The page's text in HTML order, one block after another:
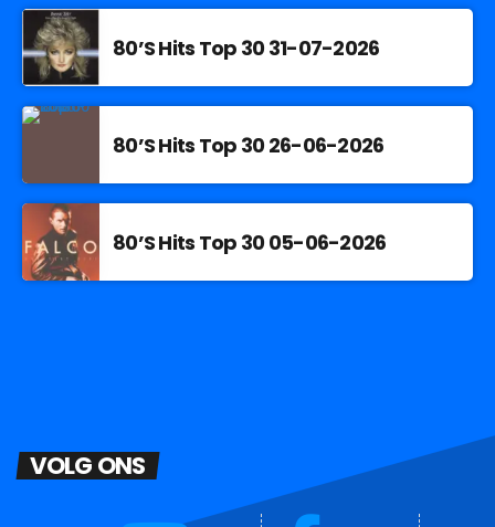
80’S Hits Top 30 31-07-2026
80’S Hits Top 30 26-06-2026
80’S Hits Top 30 05-06-2026
VOLG ONS